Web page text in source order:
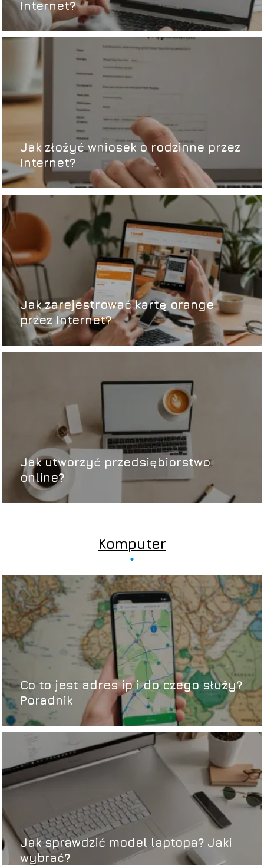
Internet?
Jak złożyć wniosek o rodzinne przez
Internet?
Jak zarejestrować kartę orange
przez Internet?
Jak utworzyć przedsiębiorstwo
online?
Komputer
Co to jest adres ip i do czego służy?
Poradnik
Jak sprawdzić model laptopa? Jaki
wybrać?